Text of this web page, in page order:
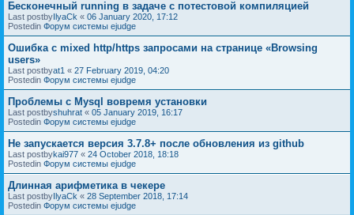
Бесконечный running в задаче с потестовой компиляцией
Last postbyIlyaCk « 06 January 2020, 17:12
Postedin Форум системы ejudge
Ошибка с mixed http/https запросами на странице «Browsing
users»
Last postbyat1 « 27 February 2019, 04:20
Postedin Форум системы ejudge
Проблемы с Mysql вовремя установки
Last postbyshuhrat « 05 January 2019, 16:17
Postedin Форум системы ejudge
Не запускается версия 3.7.8+ после обновления из github
Last postbykai977 « 24 October 2018, 18:18
Postedin Форум системы ejudge
Длинная арифметика в чекере
Last postbyIlyaCk « 28 September 2018, 17:14
Postedin Форум системы ejudge